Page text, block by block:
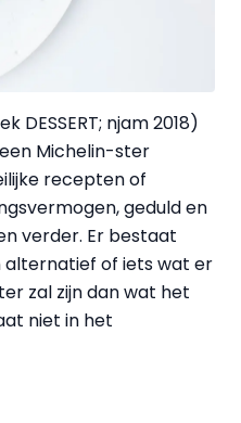
DESSERT; njam 2018)
Michelin-ster
recepten of
geduld en
verder. Er bestaat
alternatief of iets wat er
zal zijn dan wat het
niet in het